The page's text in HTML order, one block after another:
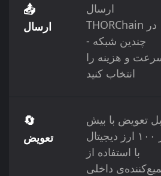
📤
ارسال
ارسال
THORChain در
چندین شبکه -
و هزینه را
انتخاب کنید
🔄
تعویض
تعویض با بیش
از ۱۰۰ ارز دیجیتال
با استفاده از
داخلی